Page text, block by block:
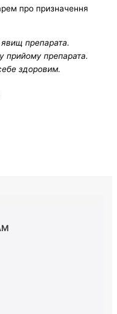
про призначення
явищ препарата.
прийому препарата.
здоровим.